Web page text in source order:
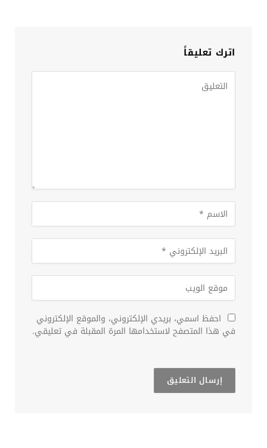
اترك تعليقاً
احفظ اسمي، بريدي الإلكتروني، والموقع الإلكتروني
في هذا المتصفح لاستخدامها المرة المقبلة في تعليقي.